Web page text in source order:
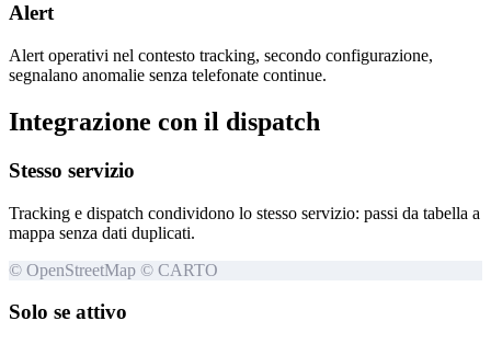
Alert
Alert operativi nel contesto tracking, secondo configurazione,
segnalano anomalie senza telefonate continue.
Integrazione con il dispatch
Stesso servizio
Tracking e dispatch condividono lo stesso servizio: passi da tabella a
mappa senza dati duplicati.
© OpenStreetMap © CARTO
Solo se attivo